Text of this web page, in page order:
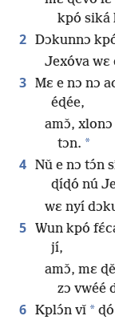
kpó siká
2 Dɔkunnɔ
Jexóva wɛ
3 Mɛ e nɔ nɔ
éɖée,
amɔ̌,
tɔn. *
4 Nǔ e nɔ tɔ́n
ɖíɖó nú
wɛ nyí
5 Wun kpó
jí,
amɔ̌, mɛ
zɔ vwéé
6 Kplɔ́n vǐ *